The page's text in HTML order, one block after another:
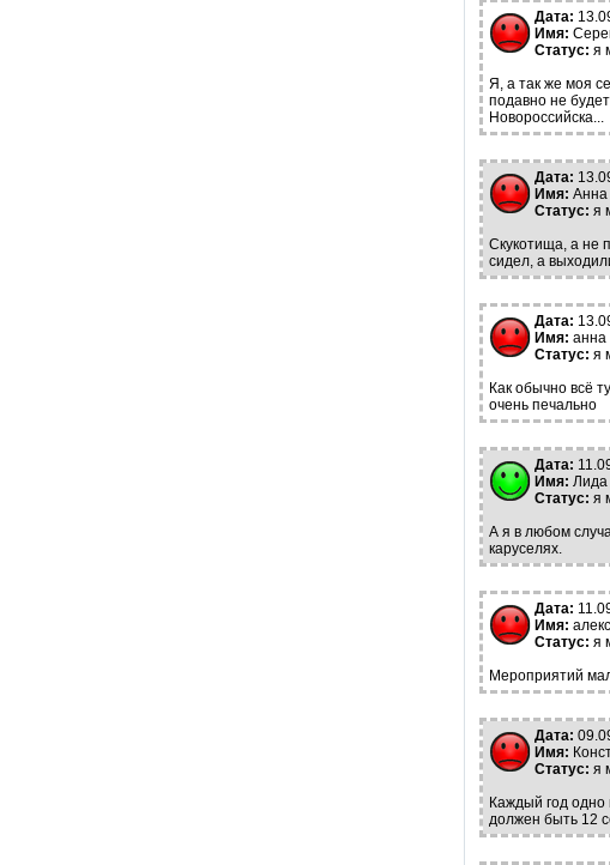
Дата:
Имя:
Статус: я
Я, а так же моя
подавно не
Новороссийска...
Дата:
Имя: Анна
Статус: я
Скукотища, а не
сидел, а
Дата:
Имя: анна
Статус: я
Как обычно всё
очень печально
Дата:
Имя: Лида
Статус: я
А я в любом
каруселях.
Дата:
Имя:
Статус: я
Мероприятий
Дата:
Имя:
Статус: я
Каждый год одно
должен быть 12